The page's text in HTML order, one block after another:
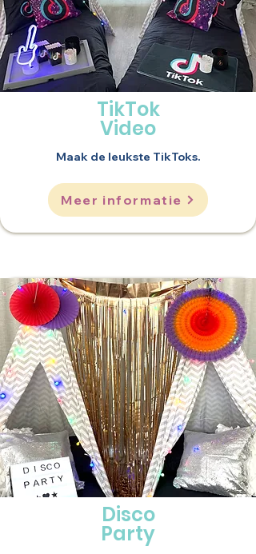
TikTok
Video
Maak de leukste TikToks.
Meer informatie
Disco
Party